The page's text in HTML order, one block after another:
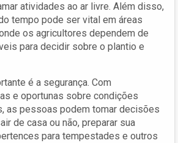
atividades ao ar livre. Além disso,
tempo pode ser vital em áreas
os agricultores dependem de
para decidir sobre o plantio e
é a segurança. Com
e oportunas sobre condições
as pessoas podem tomar decisões
de casa ou não, preparar sua
para tempestades e outros